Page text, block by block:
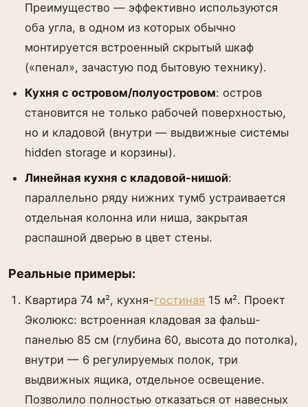
Преимущество — эффективно используются
оба угла, в одном из которых обычно
монтируется встроенный скрытый шкаф
(«пенал», зачастую под бытовую технику).
Кухня с островом/полуостровом: остров
становится не только рабочей поверхностью,
но и кладовой (внутри — выдвижные системы
hidden storage и корзины).
Линейная кухня с кладовой-нишой:
параллельно ряду нижних тумб устраивается
отдельная колонна или ниша, закрытая
распашной дверью в цвет стены.
Реальные примеры:
Квартира 74 м², кухня-гостиная 15 м². Проект
Эколюкс: встроенная кладовая за фальш-
панелью 85 см (глубина 60, высота до потолка),
внутри — 6 регулируемых полок, три
выдвижных ящика, отдельное освещение.
Позволило полностью отказаться от навесных